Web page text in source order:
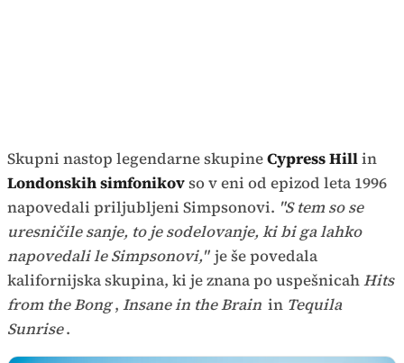
Skupni nastop legendarne skupineCypress Hillin
Londonskih simfonikovso v eni od epizod leta 1996
napovedali priljubljeni Simpsonovi. "S tem so se
uresničile sanje, to je sodelovanje, ki bi ga lahko
napovedali le Simpsonovi," je še povedala
kalifornijska skupina, ki je znana po uspešnicahHits
from the Bong, Insane in the Brain in Tequila
Sunrise.